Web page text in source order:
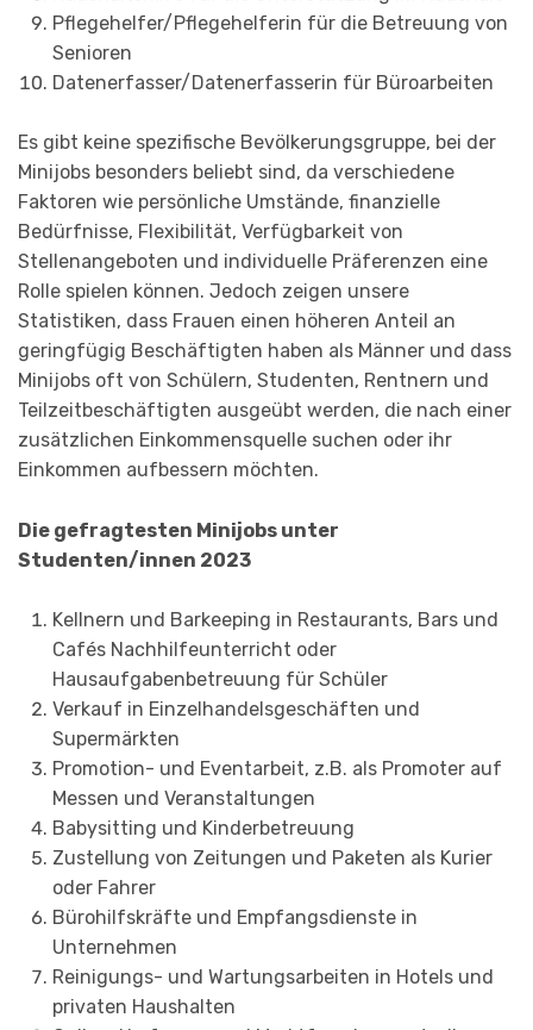
Pflegehelfer/Pflegehelferin für die Betreuung von
Senioren
Datenerfasser/Datenerfasserin für Büroarbeiten
Es gibt keine spezifische Bevölkerungsgruppe, bei der
Minijobs besonders beliebt sind, da verschiedene
Faktoren wie persönliche Umstände, finanzielle
Bedürfnisse, Flexibilität, Verfügbarkeit von
Stellenangeboten und individuelle Präferenzen eine
Rolle spielen können. Jedoch zeigen unsere
Statistiken, dass Frauen einen höheren Anteil an
geringfügig Beschäftigten haben als Männer und dass
Minijobs oft von Schülern, Studenten, Rentnern und
Teilzeitbeschäftigten ausgeübt werden, die nach einer
zusätzlichen Einkommensquelle suchen oder ihr
Einkommen aufbessern möchten.
Die gefragtesten Minijobs unter
Studenten/innen 2023
Kellnern und Barkeeping in Restaurants, Bars und
Cafés Nachhilfeunterricht oder
Hausaufgabenbetreuung für Schüler
Verkauf in Einzelhandelsgeschäften und
Supermärkten
Promotion- und Eventarbeit, z.B. als Promoter auf
Messen und Veranstaltungen
Babysitting und Kinderbetreuung
Zustellung von Zeitungen und Paketen als Kurier
oder Fahrer
Bürohilfskräfte und Empfangsdienste in
Unternehmen
Reinigungs- und Wartungsarbeiten in Hotels und
privaten Haushalten